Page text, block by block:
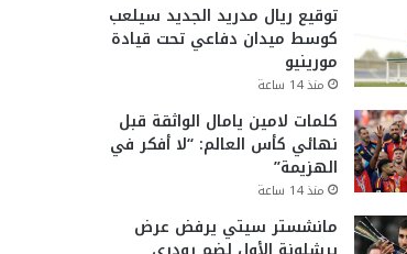
توقيع ريال مدريد الجديد سيلعب
كوسط ميدان دفاعي تحت قيادة
مورينيو
منذ 14 ساعة
كلمات لامين يامال الواثقة قبل
نهائي كأس العالم: “لا أفكر في
الهزيمة”
منذ 14 ساعة
مانشستر سيتي يرفض عرض